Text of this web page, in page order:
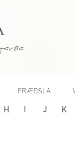
FRÆÐSLA
H I J K